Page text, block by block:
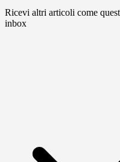
Ricevi altri articoli come
inbox